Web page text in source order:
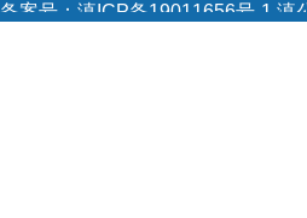
备案号： 滇ICP备19011656号-1 滇